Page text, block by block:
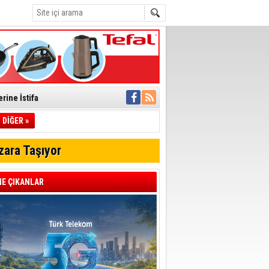
İletti
müdahale
Geçti
DİĞER »
Taşıyor
ÇIKANLAR